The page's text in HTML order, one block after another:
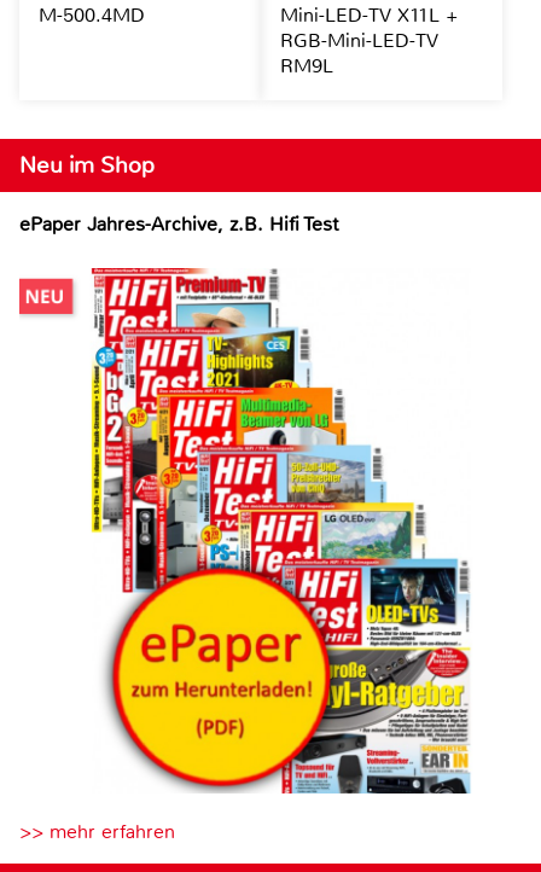
Neu im Shop
ePaper Jahres-Archive, z.B. Hifi Test
>> mehr erfahren
M-500.4MD
Mini-LED-TV X11L +
RGB-Mini-LED-TV
RM9L